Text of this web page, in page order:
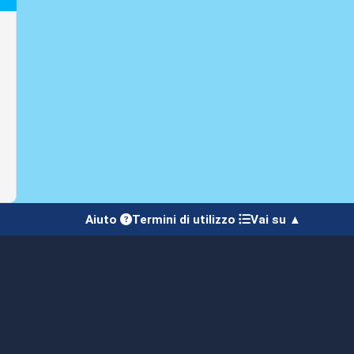
Aiuto Termini di utilizzo Vai su ▲